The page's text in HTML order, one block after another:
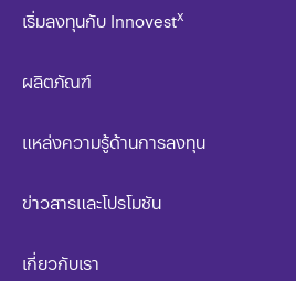
เริ่มลงทุนกับ Innovestx
ผลิตภัณฑ์
แหล่งความรู้ด้านการลงทุน
ข่าวสารและโปรโมชัน
เกี่ยวกับเรา